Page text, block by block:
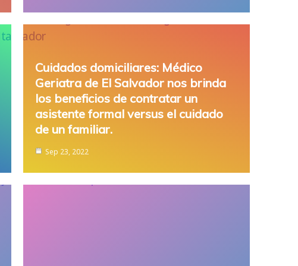
Cuidados domiciliares: Médico
Geriatra de El Salvador nos brinda
los beneficios de contratar un
asistente formal versus el cuidado
de un familiar.
Sep 23, 2022